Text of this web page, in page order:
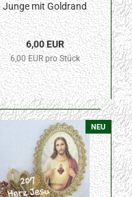
Junge mit Goldrand
42x57mm
6,00 EUR
6,00 EUR pro Stück
NEU